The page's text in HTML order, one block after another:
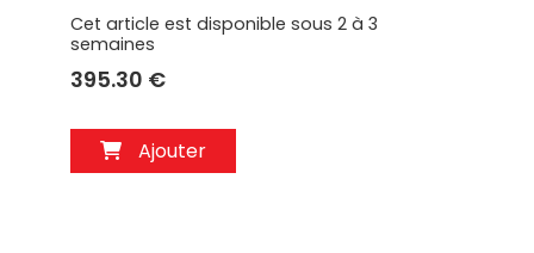
Cet article est disponible sous 2 à 3
semaines
395.30 €
Ajouter